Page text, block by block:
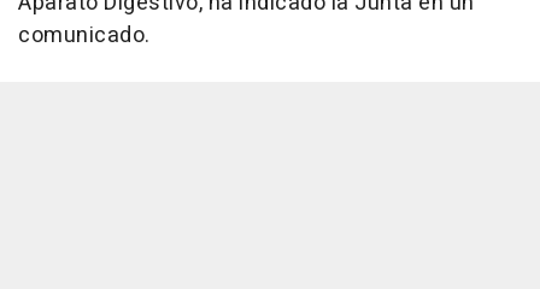
comunicado.